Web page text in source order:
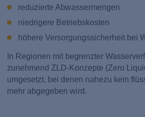
reduzierte Abwassermengen
niedrigere Betriebskosten
höhere Versorgungssicherheit bei
In Regionen mit begrenzter
zunehmend ZLD-Konzepte (Zero
umgesetzt, bei denen nahezu kein
mehr abgegeben wird.